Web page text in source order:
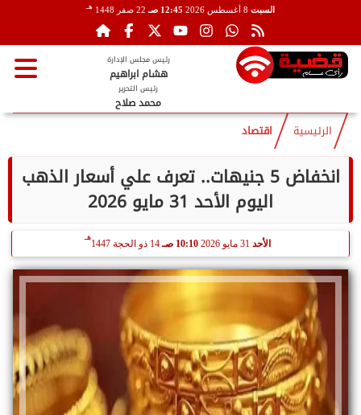
السبت 12:45 صـ 22 صفر 1448 هـ
رئيس مجلس الإدارة
هشام ابراهيم
رئيس التحرير
محمد صلاح
الرئيسية اقتصاد
انخفاض 5 جنيهات.. تعرف علي أسعار الذهب
اليوم الأحد 31 مايو 2026
الأحد 31 مايو 2026 10:10 صـ 14 ذو الحجة 1447
هـ